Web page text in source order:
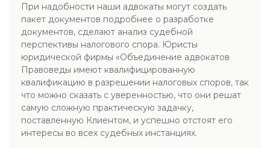
При надобности наши адвокаты могут создать
пакет документов подробнее о разработке
документов, сделают анализ судебной
перспективы налогового спора. Юристы
юридической фирмы «Объединение адвокатов
Правоведы имеют квалифицированную
квалификацию в разрешении налоговых споров, так
что можно сказать с уверенностью, что они решат
самую сложную практическую задачку,
поставленную Клиентом, и успешно отстоят его
интересы во всех судебных инстанциях.